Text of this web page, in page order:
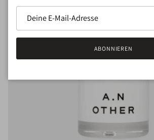
ABONNIEREN